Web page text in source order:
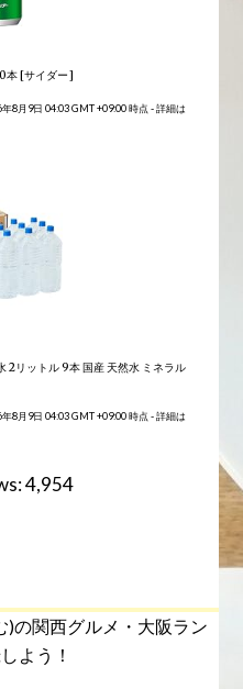
本 [サイダー]
年8月9日 04:03 GMT +09:00 時点 -詳細は
2リットル 9本 国産 天然水 ミネラル
年8月9日 04:03 GMT +09:00 時点 -詳細は
4,954